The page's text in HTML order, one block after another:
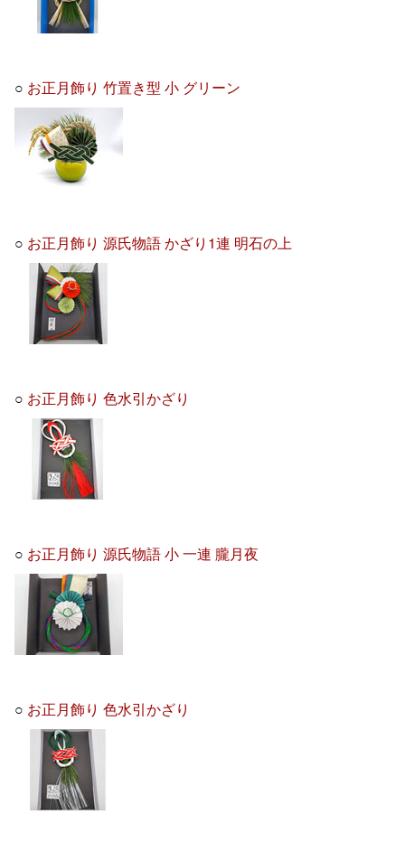
○ お正月飾り 竹置き型 小 グリーン
○ お正月飾り 源氏物語 かざり1連 明石の上
○ お正月飾り 色水引かざり
○ お正月飾り 源氏物語 小 一連 朧月夜
○ お正月飾り 色水引かざり